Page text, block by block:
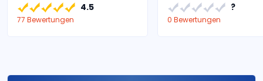
4.5
77 Bewertungen
?
0 Bewertungen